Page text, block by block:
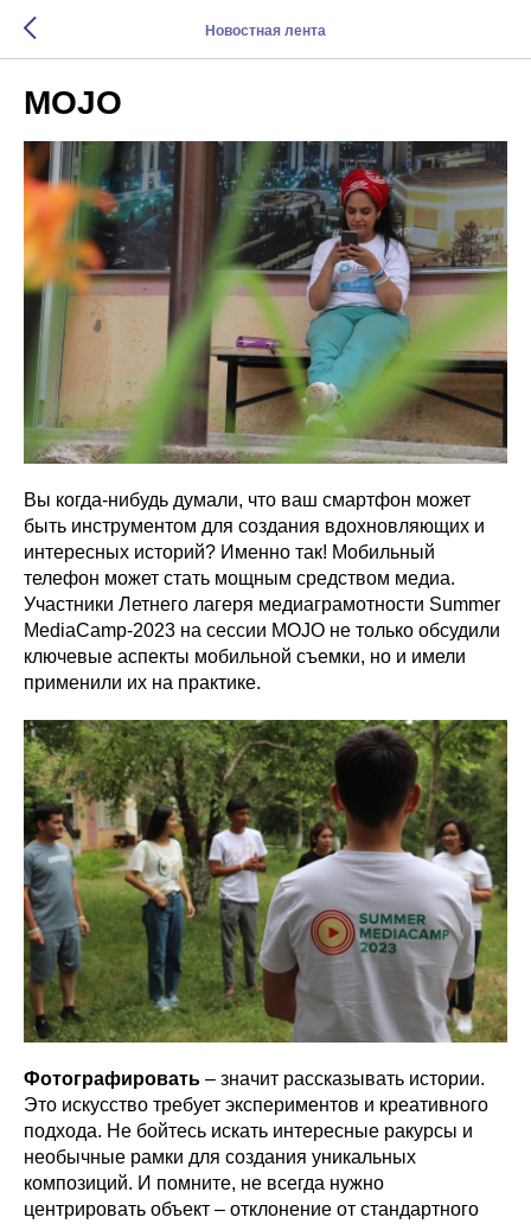
Новостная лента
MOJO
Вы когда-нибудь думали, что ваш смартфон может
быть инструментом для создания вдохновляющих и
интересных историй? Именно так! Мобильный
телефон может стать мощным средством медиа.
Участники Летнего лагеря медиаграмотности Summer
MediaCamp-2023 на сессии MOJO не только обсудили
ключевые аспекты мобильной съемки, но и имели
применили их на практике.
Фотографировать – значит рассказывать истории.
Это искусство требует экспериментов и креативного
подхода. Не бойтесь искать интересные ракурсы и
необычные рамки для создания уникальных
композиций. И помните, не всегда нужно
центрировать объект – отклонение от стандартного